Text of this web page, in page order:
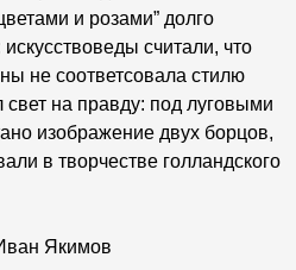
и розами” долго
считали, что
не соответсовала стилю
свет на правду: под луговыми
изображение двух борцов,
в творчестве голландского
Якимов